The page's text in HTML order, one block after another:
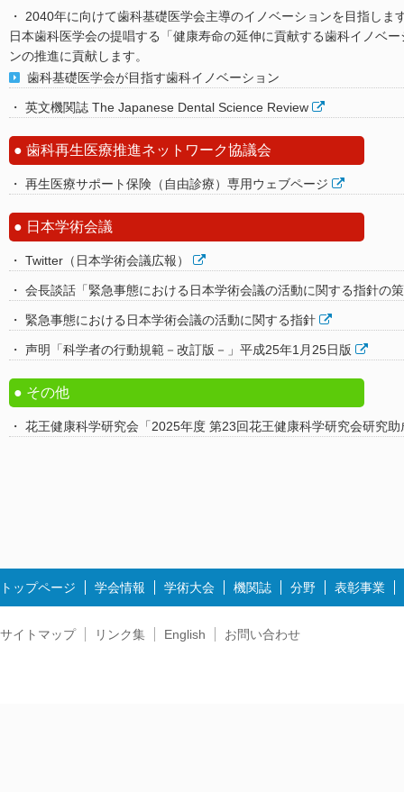
2040年に向けて歯科基礎医学会主導のイノベーションを目指しま
日本歯科医学会の提唱する「健康寿命の延伸に貢献する歯科イノベ
ンの推進に貢献します。
歯科基礎医学会が目指す歯科イノベーション
英文機関誌 The Japanese Dental Science Review
歯科再生医療推進ネットワーク協議会
再生医療サポート保険（自由診療）専用ウェブページ
日本学術会議
Twitter（日本学術会議広報）
会長談話「緊急事態における日本学術会議の活動に関する指針の
緊急事態における日本学術会議の活動に関する指針
声明「科学者の行動規範－改訂版－」平成25年1月25日版
その他
花王健康科学研究会「2025年度 第23回花王健康科学研究会研究
トップページ 学会情報 学術大会 機関誌 分野 表彰事業
サイトマップ リンク集 English お問い合わせ